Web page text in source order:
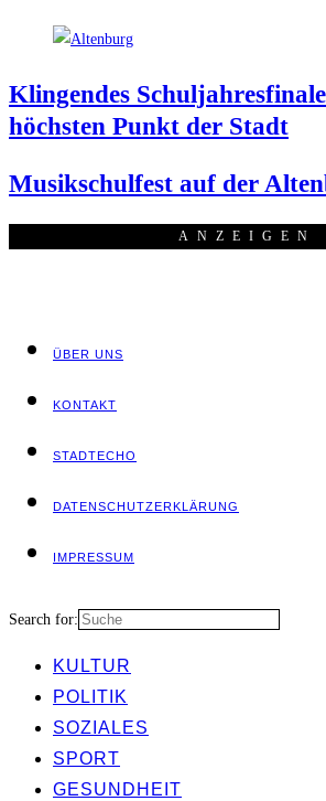
Klin­gen­des
höchs­ten Punkt der Stadt
Musik­schul­fest auf der
ANZEI­GEN
ÜBER UNS
KON­TAKT
STADT­ECHO
DATEN­SCHUTZ­ER­KLÄ­RUNG
IMPRES­SUM
Search for:
KUL­TUR
POLI­TIK
SOZIA­LES
SPORT
GESUND­HEIT